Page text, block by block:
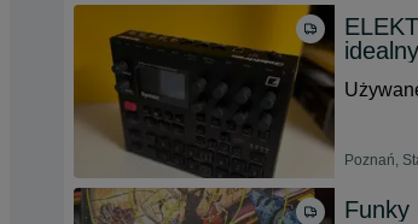
Poznań,
Funky